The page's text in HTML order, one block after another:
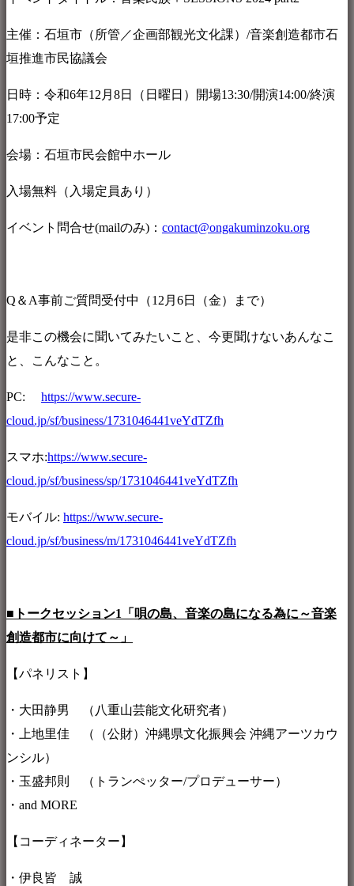
主催：石垣市（所管／企画部観光文化課）/音楽創造都市石
垣推進市民協議会
日時：令和6年12月8日（日曜日）開場13:30/開演14:00/終演
17:00予定
会場：石垣市民会館中ホール
入場無料（入場定員あり）
イベント問合せ(mailのみ)： contact@ongakuminzoku.org
Q＆A事前ご質問受付中（12月6日（金）まで）
是非この機会に聞いてみたいこと、今更聞けないあんなこ
と、こんなこと。
PC: https://www.secure-
cloud.jp/sf/business/1731046441veYdTZfh
スマホ:https://www.secure-
cloud.jp/sf/business/sp/1731046441veYdTZfh
モバイル: https://www.secure-
cloud.jp/sf/business/m/1731046441veYdTZfh
■トークセッション1「唄の島、音楽の島になる為に～音楽
創造都市に向けて～」
【パネリスト】
・大田静男 （八重山芸能文化研究者）
・上地里佳 （（公財）沖縄県文化振興会 沖縄アーツカウ
ンシル）
・玉盛邦則 （トランぺッター/プロデューサー）
・and MORE
【コーディネーター】
・伊良皆 誠